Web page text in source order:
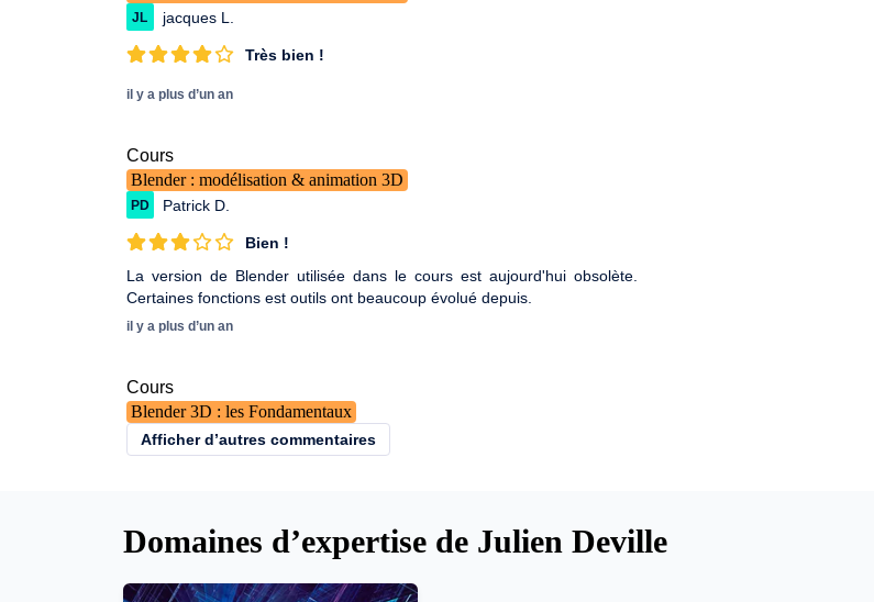
JL jacques L.
Très bien !
il y a plus d’un an
Cours
Blender : modélisation & animation 3D
PD Patrick D.
Bien !
La version de Blender utilisée dans le cours est aujourd'hui obsolète.
Certaines fonctions est outils ont beaucoup évolué depuis.
il y a plus d’un an
Cours
Blender 3D : les Fondamentaux
Afficher d’autres commentaires
Domaines d’expertise de Julien Deville